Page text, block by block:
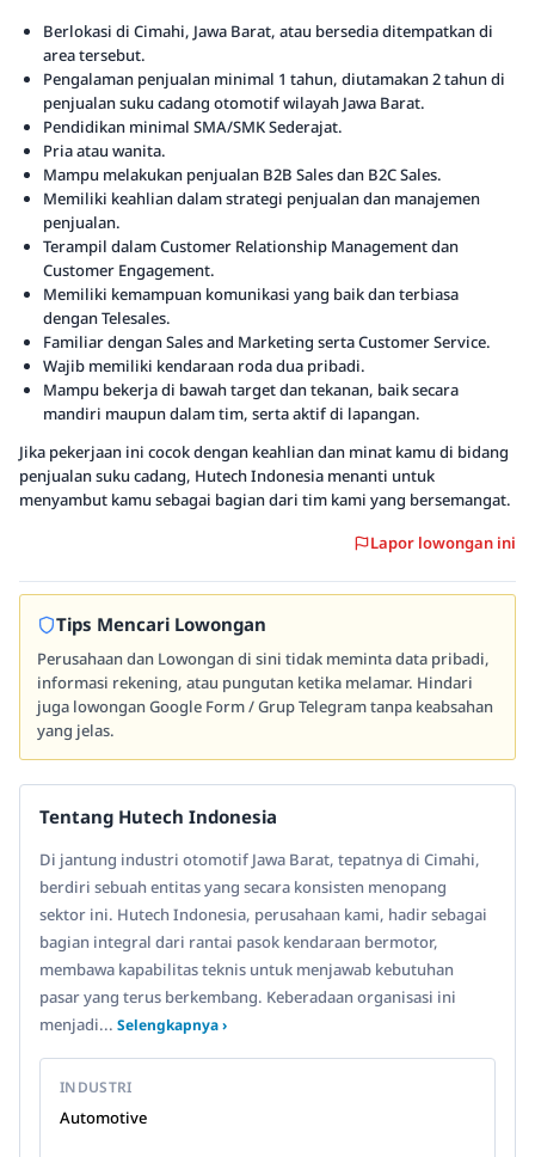
Berlokasi di Cimahi, Jawa Barat, atau bersedia ditempatkan di
area tersebut.
Pengalaman penjualan minimal 1 tahun, diutamakan 2 tahun di
penjualan suku cadang otomotif wilayah Jawa Barat.
Pendidikan minimal SMA/SMK Sederajat.
Pria atau wanita.
Mampu melakukan penjualan B2B Sales dan B2C Sales.
Memiliki keahlian dalam strategi penjualan dan manajemen
penjualan.
Terampil dalam Customer Relationship Management dan
Customer Engagement.
Memiliki kemampuan komunikasi yang baik dan terbiasa
dengan Telesales.
Familiar dengan Sales and Marketing serta Customer Service.
Wajib memiliki kendaraan roda dua pribadi.
Mampu bekerja di bawah target dan tekanan, baik secara
mandiri maupun dalam tim, serta aktif di lapangan.
Jika pekerjaan ini cocok dengan keahlian dan minat kamu di bidang
penjualan suku cadang, Hutech Indonesia menanti untuk
menyambut kamu sebagai bagian dari tim kami yang bersemangat.
Lapor lowongan ini
Tips Mencari Lowongan
Perusahaan dan Lowongan di sini tidak meminta data pribadi,
informasi rekening, atau pungutan ketika melamar. Hindari
juga lowongan Google Form / Grup Telegram tanpa keabsahan
yang jelas.
Tentang Hutech Indonesia
Di jantung industri otomotif Jawa Barat, tepatnya di Cimahi,
berdiri sebuah entitas yang secara konsisten menopang
sektor ini. Hutech Indonesia, perusahaan kami, hadir sebagai
bagian integral dari rantai pasok kendaraan bermotor,
membawa kapabilitas teknis untuk menjawab kebutuhan
pasar yang terus berkembang. Keberadaan organisasi ini
menjadi... Selengkapnya ›
INDUSTRI
Automotive